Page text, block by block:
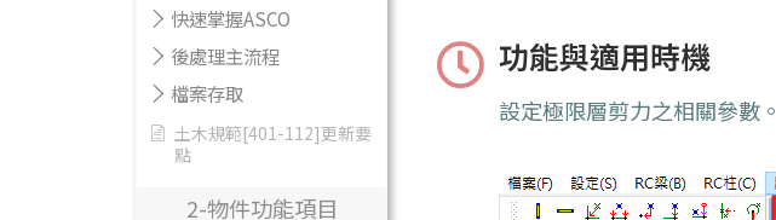
快速掌握ASCO
後處理主流程
檔案存取
土木規範[401-112]更新要
點
2-物件功能項目
功能與適用時機
設定極限層剪力之相關參數。